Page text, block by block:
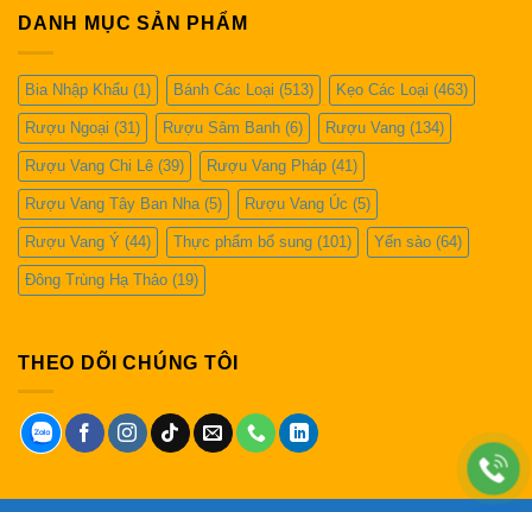
DANH MỤC SẢN PHẨM
Bia Nhập Khẩu (1) Bánh Các Loại (513) Kẹo Các Loại (463)
Rượu Ngoại (31) Rượu Sâm Banh (6) Rượu Vang (134)
Rượu Vang Chi Lê (39) Rượu Vang Pháp (41)
Rượu Vang Tây Ban Nha (5) Rượu Vang Úc (5)
Rượu Vang Ý (44) Thực phẩm bổ sung (101) Yến sào (64)
Đông Trùng Hạ Thảo (19)
THEO DÕI CHÚNG TÔI